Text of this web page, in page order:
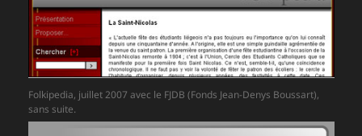
Folkipedia, juillet 2007 avec le FJDB (Fonds Jean-Denys Boussart),
sans suite.